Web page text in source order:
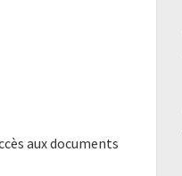
aux documents